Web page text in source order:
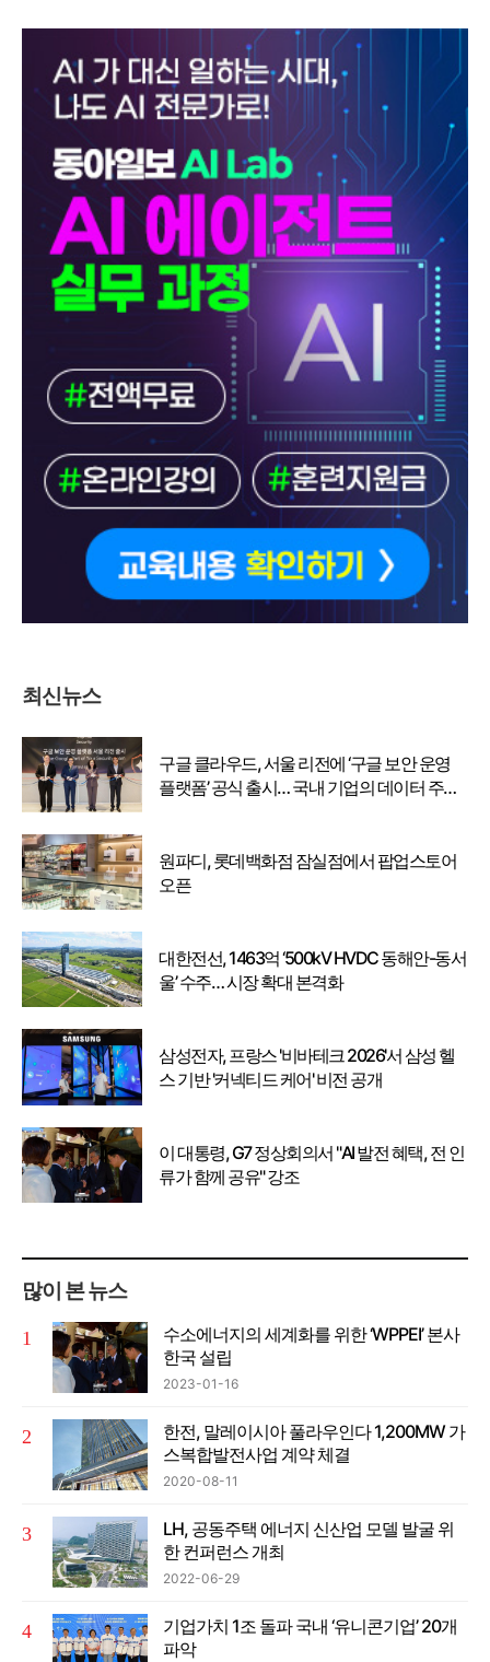
최신뉴스
구글 클라우드, 서울 리전에 ‘구글 보안 운영
플랫폼’ 공식 출시… 국내 기업의 데이터 주권
원파디, 롯데백화점 잠실점에서 팝업스토어
오픈
대한전선, 1463억 ‘500kV HVDC 동해안-동서
울’ 수주… 시장 확대 본격화
삼성전자, 프랑스 '비바테크 2026'서 삼성 헬
스 기반 '커넥티드 케어' 비전 공개
이 대통령, G7 정상회의서 "AI 발전 혜택, 전 인
류가 함께 공유" 강조
많이 본 뉴스
수소에너지의 세계화를 위한 ‘WPPEI’ 본사
한국 설립
2023-01-16
한전, 말레이시아 풀라우인다 1,200MW 가
스복합발전사업 계약 체결
2020-08-11
LH, 공동주택 에너지 신산업 모델 발굴 위
한 컨퍼런스 개최
2022-06-29
기업가치 1조 돌파 국내 ‘유니콘기업’ 20개
파악